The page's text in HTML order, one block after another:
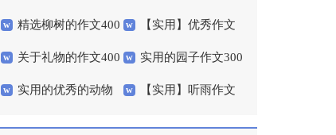
文600字集锦九篇 文300字4篇
精选柳树的作文400
字三篇
【实用】优秀作文
600字9篇
关于礼物的作文400
字汇总五篇
实用的园子作文300
字3篇
实用的优秀的动物 【实用】听雨作文